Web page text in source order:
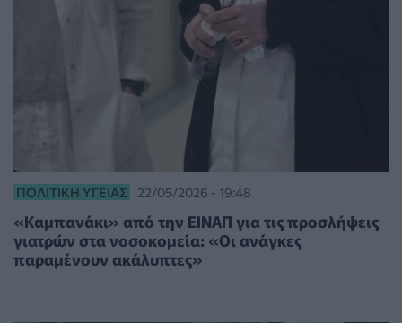
ΠΟΛΙΤΙΚΉ ΥΓΕΊΑΣ 22/05/2026 - 19:48
«Καμπανάκι» από την ΕΙΝΑΠ για τις προσλήψεις
γιατρών στα νοσοκομεία: «Οι ανάγκες
παραμένουν ακάλυπτες»